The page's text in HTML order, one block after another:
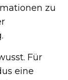
zu
Für
eine